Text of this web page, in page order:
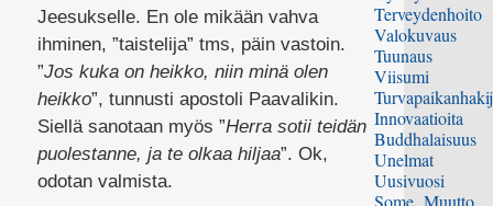
Jeesukselle. En ole mikään vahva
ihminen, ”taistelija” tms, päin vastoin.
”Jos kuka on heikko, niin minä olen
heikko”, tunnusti apostoli Paavalikin.
Siellä sanotaan myös ”Herra sotii teidän
puolestanne, ja te olkaa hiljaa”. Ok,
odotan valmista.
Terveydenhoito
Valokuvaus
Tuunaus
Viisumi
Innovaatioita
Buddhalaisuus
Unelmat
Uusivuosi